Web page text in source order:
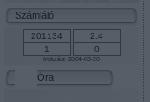
Számláló
Indulás: 2004-03-20
Óra